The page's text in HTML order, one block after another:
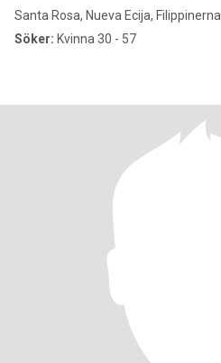
Santa Rosa, Nueva Ecija, Filippinerna
Söker: Kvinna 30 - 57